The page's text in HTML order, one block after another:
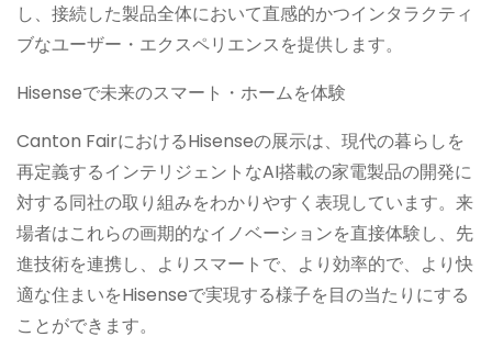
し、接続した製品全体において直感的かつインタラクティ
ブなユーザー・エクスペリエンスを提供します。
Hisenseで未来のスマート・ホームを体験
Canton FairにおけるHisenseの展示は、現代の暮らしを
再定義するインテリジェントなAI搭載の家電製品の開発に
対する同社の取り組みをわかりやすく表現しています。来
場者はこれらの画期的なイノベーションを直接体験し、先
進技術を連携し、よりスマートで、より効率的で、より快
適な住まいをHisenseで実現する様子を目の当たりにする
ことができます。